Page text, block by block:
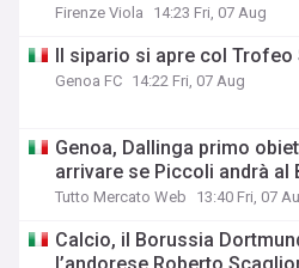
Firenze Viola 14:23 Fri, 07 Aug
Il sipario si apre col Trofeo
Genoa FC 14:22 Fri, 07 Aug
Genoa, Dallinga primo
arrivare se Piccoli andrà al
Tutto Mercato Web 13:40 Fri, 07
Calcio, il Borussia